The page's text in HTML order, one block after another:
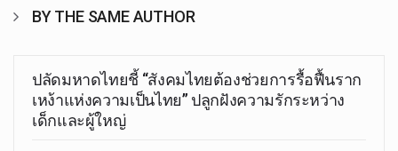
BY THE SAME AUTHOR
ปลัดมหาดไทยชี้ “สังคมไทยต้องช่วยการรื้อฟื้นราก
เหง้าแห่งความเป็นไทย” ปลูกฝังความรักระหว่าง
เด็กและผู้ใหญ่